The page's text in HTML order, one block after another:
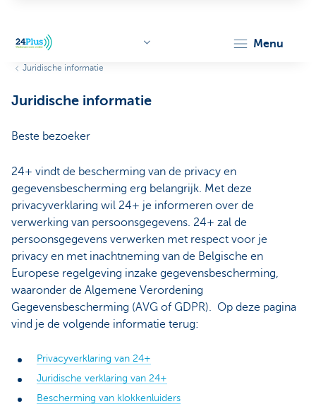
menu
Juridische informatie
Juridische informatie
Beste bezoeker
24+ vindt de bescherming van de privacy en
gegevensbescherming erg belangrijk. Met deze
privacyverklaring wil 24+ je informeren over de
verwerking van persoonsgegevens. 24+ zal de
persoonsgegevens verwerken met respect voor je
privacy en met inachtneming van de Belgische en
Europese regelgeving inzake gegevensbescherming,
waaronder de Algemene Verordening
Gegevensbescherming (AVG of GDPR). Op deze pagina
vind je de volgende informatie terug:
Privacyverklaring van 24+
Juridische verklaring van 24+
Bescherming van klokkenluiders